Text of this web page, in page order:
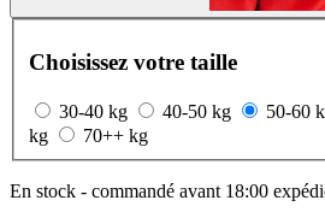
Choisissez votre taille
30-40 kg 40-50 kg 50-60
kg
70++ kg
En stock - commandé avant 18:00